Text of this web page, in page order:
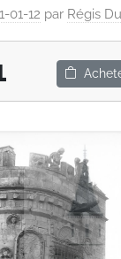
01-12 par Régis